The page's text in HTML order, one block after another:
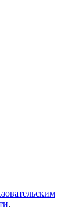
.